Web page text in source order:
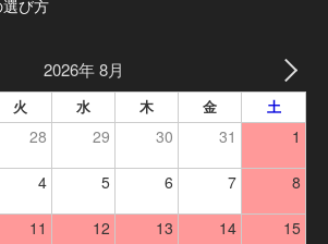
選び方
2026年 8月
火 水 木 金 土
28 29 30 31 1
4 5 6 7 8
11 12 13 14 15